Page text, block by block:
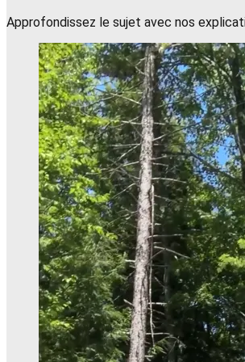
Approfondissez le sujet avec nos